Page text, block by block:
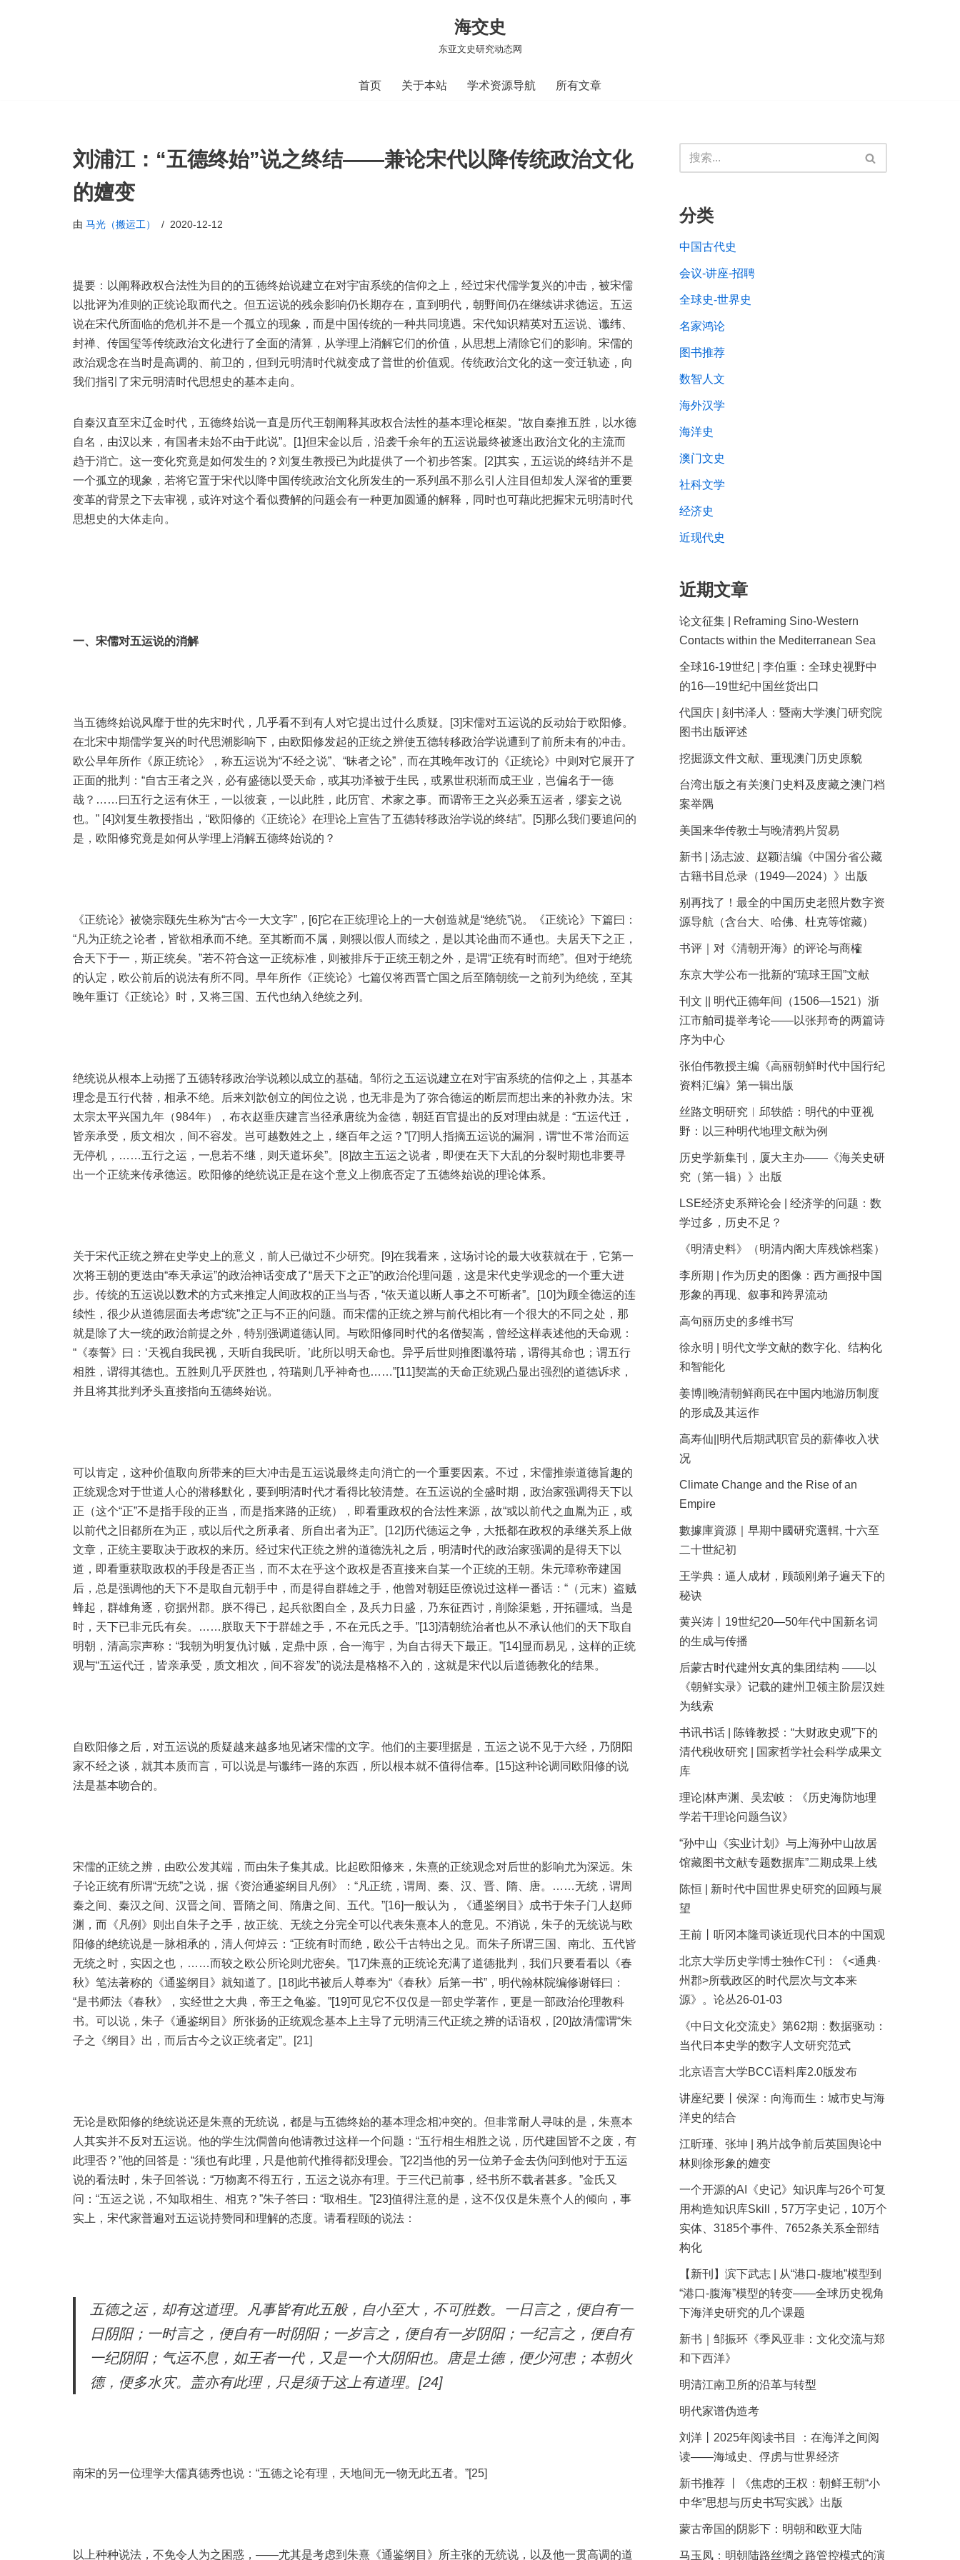
海交史
东亚文史研究动态网
首页 关于本站 学术资源导航 所有文章
刘浦江：“五德终始”说之终结——兼论宋代以降传统政治文化
的嬗变
由 马光（搬运工） 2020-12-12
提要：以阐释政权合法性为目的的五德终始说建立在对宇宙系统的信仰之上，经过宋代儒学复兴的冲击，被宋儒
以批评为准则的正统论取而代之。但五运说的残余影响仍长期存在，直到明代，朝野间仍在继续讲求德运。五运
说在宋代所面临的危机并不是一个孤立的现象，而是中国传统的一种共同境遇。宋代知识精英对五运说、谶纬、
封禅、传国玺等传统政治文化进行了全面的清算，从学理上消解它们的价值，从思想上清除它们的影响。宋儒的
政治观念在当时是高调的、前卫的，但到元明清时代就变成了普世的价值观。传统政治文化的这一变迁轨迹，向
我们指引了宋元明清时代思想史的基本走向。
自秦汉直至宋辽金时代，五德终始说一直是历代王朝阐释其政权合法性的基本理论框架。“故自秦推五胜，以水德
自名，由汉以来，有国者未始不由于此说”。[1]但宋金以后，沿袭千余年的五运说最终被逐出政治文化的主流而
趋于消亡。这一变化究竟是如何发生的？刘复生教授已为此提供了一个初步答案。[2]其实，五运说的终结并不是
一个孤立的现象，若将它置于宋代以降中国传统政治文化所发生的一系列虽不那么引人注目但却发人深省的重要
变革的背景之下去审视，或许对这个看似费解的问题会有一种更加圆通的解释，同时也可藉此把握宋元明清时代
思想史的大体走向。
一、宋儒对五运说的消解
当五德终始说风靡于世的先宋时代，几乎看不到有人对它提出过什么质疑。[3]宋儒对五运说的反动始于欧阳修。
在北宋中期儒学复兴的时代思潮影响下，由欧阳修发起的正统之辨使五德转移政治学说遭到了前所未有的冲击。
欧公早年所作《原正统论》，称五运说为“不经之说”、“昧者之论”，而在其晚年改订的《正统论》中则对它展开了
正面的批判：“自古王者之兴，必有盛德以受天命，或其功泽被于生民，或累世积渐而成王业，岂偏名于一德
哉？……曰五行之运有休王，一以彼衰，一以此胜，此历官、术家之事。而谓帝王之兴必乘五运者，缪妄之说
也。” [4]刘复生教授指出，“欧阳修的《正统论》在理论上宣告了五德转移政治学说的终结”。[5]那么我们要追问的
是，欧阳修究竟是如何从学理上消解五德终始说的？
《正统论》被饶宗颐先生称为“古今一大文字”，[6]它在正统理论上的一大创造就是“绝统”说。《正统论》下篇曰：
“凡为正统之论者，皆欲相承而不绝。至其断而不属，则猥以假人而续之，是以其论曲而不通也。夫居天下之正，
合天下于一，斯正统矣。”若不符合这一正统标准，则被排斥于正统王朝之外，是谓“正统有时而绝”。但对于绝统
的认定，欧公前后的说法有所不同。早年所作《正统论》七篇仅将西晋亡国之后至隋朝统一之前列为绝统，至其
晚年重订《正统论》时，又将三国、五代也纳入绝统之列。
绝统说从根本上动摇了五德转移政治学说赖以成立的基础。邹衍之五运说建立在对宇宙系统的信仰之上，其基本
理念是五行代替，相承不绝。后来刘歆创立的闰位之说，也无非是为了弥合德运的断层而想出来的补救办法。宋
太宗太平兴国九年（984年），布衣赵垂庆建言当径承唐统为金德，朝廷百官提出的反对理由就是：“五运代迁，
皆亲承受，质文相次，间不容发。岂可越数姓之上，继百年之运？”[7]明人指摘五运说的漏洞，谓“世不常治而运
无停机，……五行之运，一息若不继，则天道坏矣”。[8]故主五运之说者，即便在天下大乱的分裂时期也非要寻
出一个正统来传承德运。欧阳修的绝统说正是在这个意义上彻底否定了五德终始说的理论体系。
关于宋代正统之辨在史学史上的意义，前人已做过不少研究。[9]在我看来，这场讨论的最大收获就在于，它第一
次将王朝的更迭由“奉天承运”的政治神话变成了“居天下之正”的政治伦理问题，这是宋代史学观念的一个重大进
步。传统的五运说以数术的方式来推定人间政权的正当与否，“依天道以断人事之不可断者”。[10]为顾全德运的连
续性，很少从道德层面去考虑“统”之正与不正的问题。而宋儒的正统之辨与前代相比有一个很大的不同之处，那
就是除了大一统的政治前提之外，特别强调道德认同。与欧阳修同时代的名僧契嵩，曾经这样表述他的天命观：
“《泰誓》曰：‘天视自我民视，天听自我民听。’此所以明天命也。异乎后世则推图谶符瑞，谓得其命也；谓五行
相胜，谓得其德也。五胜则几乎厌胜也，符瑞则几乎神奇也……”[11]契嵩的天命正统观凸显出强烈的道德诉求，
并且将其批判矛头直接指向五德终始说。
可以肯定，这种价值取向所带来的巨大冲击是五运说最终走向消亡的一个重要因素。不过，宋儒推崇道德旨趣的
正统观念对于世道人心的潜移默化，要到明清时代才看得比较清楚。在五运说的全盛时期，政治家强调得天下以
正（这个“正”不是指手段的正当，而是指来路的正统），即看重政权的合法性来源，故“或以前代之血胤为正，或
以前代之旧都所在为正，或以后代之所承者、所自出者为正”。[12]历代德运之争，大抵都在政权的承继关系上做
文章，正统主要取决于政权的来历。经过宋代正统之辨的道德洗礼之后，明清时代的政治家强调的是得天下以
道，即看重获取政权的手段是否正当，而不太在乎这个政权是否直接来自某一个正统的王朝。朱元璋称帝建国
后，总是强调他的天下不是取自元朝手中，而是得自群雄之手，他曾对朝廷臣僚说过这样一番话：“（元末）盗贼
蜂起，群雄角逐，窃据州郡。朕不得已，起兵欲图自全，及兵力日盛，乃东征西讨，削除渠魁，开拓疆域。当是
时，天下已非元氏有矣。……朕取天下于群雄之手，不在元氏之手。”[13]清朝统治者也从不承认他们的天下取自
明朝，清高宗声称：“我朝为明复仇讨贼，定鼎中原，合一海宇，为自古得天下最正。”[14]显而易见，这样的正统
观与“五运代迁，皆亲承受，质文相次，间不容发”的说法是格格不入的，这就是宋代以后道德教化的结果。
自欧阳修之后，对五运说的质疑越来越多地见诸宋儒的文字。他们的主要理据是，五运之说不见于六经，乃阴阳
家不经之谈，就其本质而言，可以说是与谶纬一路的东西，所以根本就不值得信奉。[15]这种论调同欧阳修的说
法是基本吻合的。
宋儒的正统之辨，由欧公发其端，而由朱子集其成。比起欧阳修来，朱熹的正统观念对后世的影响尤为深远。朱
子论正统有所谓“无统”之说，据《资治通鉴纲目凡例》：“凡正统，谓周、秦、汉、晋、隋、唐。……无统，谓周
秦之间、秦汉之间、汉晋之间、晋隋之间、隋唐之间、五代。”[16]一般认为，《通鉴纲目》成书于朱子门人赵师
渊，而《凡例》则出自朱子之手，故正统、无统之分完全可以代表朱熹本人的意见。不消说，朱子的无统说与欧
阳修的绝统说是一脉相承的，清人何焯云：“正统有时而绝，欧公千古特出之见。而朱子所谓三国、南北、五代皆
无统之时，实因之也，……而较之欧公所论则尤密矣。”[17]朱熹的正统论充满了道德批判，我们只要看看以《春
秋》笔法著称的《通鉴纲目》就知道了。[18]此书被后人尊奉为“《春秋》后第一书”，明代翰林院编修谢铎曰：
“是书师法《春秋》，实经世之大典，帝王之龟鉴。”[19]可见它不仅仅是一部史学著作，更是一部政治伦理教科
书。可以说，朱子《通鉴纲目》所张扬的正统观念基本上主导了元明清三代正统之辨的话语权，[20]故清儒谓“朱
子之《纲目》出，而后古今之议正统者定”。[21]
无论是欧阳修的绝统说还是朱熹的无统说，都是与五德终始的基本理念相冲突的。但非常耐人寻味的是，朱熹本
人其实并不反对五运说。他的学生沈僴曾向他请教过这样一个问题：“五行相生相胜之说，历代建国皆不之废，有
此理否？”他的回答是：“须也有此理，只是他前代推得都没理会。”[22]当他的另一位弟子金去伪问到他对于五运
说的看法时，朱子回答说：“万物离不得五行，五运之说亦有理。于三代已前事，经书所不载者甚多。”金氏又
问：“五运之说，不知取相生、相克？”朱子答曰：“取相生。”[23]值得注意的是，这不仅仅是朱熹个人的倾向，事
实上，宋代家普遍对五运说持赞同和理解的态度。请看程颐的说法：
五德之运，却有这道理。凡事皆有此五般，自小至大，不可胜数。一日言之，便自有一
日阴阳；一时言之，便自有一时阴阳；一岁言之，便自有一岁阴阳；一纪言之，便自有
一纪阴阳；气运不息，如王者一代，又是一个大阴阳也。唐是土德，便少河患；本朝火
德，便多水灾。盖亦有此理，只是须于这上有道理。[24]
南宋的另一位理学大儒真德秀也说：“五德之论有理，天地间无一物无此五者。”[25]
以上种种说法，不免令人为之困惑，——尤其是考虑到朱熹《通鉴纲目》所主张的无统说，以及他一贯高调的道
分类
中国古代史
会议-讲座-招聘
全球史-世界史
名家鸿论
图书推荐
数智人文
海外汉学
海洋史
澳门文史
社科文学
经济史
近现代史
近期文章
论文征集 | Reframing Sino-Western
Contacts within the Mediterranean Sea
全球16-19世纪 | 李伯重：全球史视野中
的16—19世纪中国丝货出口
代国庆 | 刻书泽人：暨南大学澳门研究院
图书出版评述
挖掘源文件文献、重现澳门历史原貌
台湾出版之有关澳门史料及庋藏之澳门档
案举隅
美国来华传教士与晚清鸦片贸易
新书 | 汤志波、赵颖洁编《中国分省公藏
古籍书目总录（1949—2024）》出版
别再找了！最全的中国历史老照片数字资
源导航（含台大、哈佛、杜克等馆藏）
书评｜对《清朝开海》的评论与商榷
东京大学公布一批新的“琉球王国”文献
刊文 || 明代正德年间（1506—1521）浙
江市舶司提举考论——以张邦奇的两篇诗
序为中心
张伯伟教授主编《高丽朝鲜时代中国行纪
资料汇编》第一辑出版
丝路文明研究︱邱轶皓：明代的中亚视
野：以三种明代地理文献为例
历史学新集刊，厦大主办——《海关史研
究（第一辑）》出版
LSE经济史系辩论会 | 经济学的问题：数
学过多，历史不足？
《明清史料》（明清内阁大库残馀档案）
李所期 | 作为历史的图像：西方画报中国
形象的再现、叙事和跨界流动
高句丽历史的多维书写
徐永明 | 明代文学文献的数字化、结构化
和智能化
姜博||晚清朝鲜商民在中国内地游历制度
的形成及其运作
高寿仙||明代后期武职官员的薪俸收入状
况
Climate Change and the Rise of an
Empire
數據庫資源｜早期中國研究選輯, 十六至
二十世紀初
王学典：逼人成材，顾颉刚弟子遍天下的
秘诀
黄兴涛丨19世纪20—50年代中国新名词
的生成与传播
后蒙古时代建州女真的集团结构 ——以
《朝鲜实录》记载的建州卫领主阶层汉姓
为线索
书讯书话 | 陈锋教授：“大财政史观”下的
清代税收研究 | 国家哲学社会科学成果文
库
理论|林声渊、吴宏岐：《历史海防地理
学若干理论问题刍议》
“孙中山《实业计划》与上海孙中山故居
馆藏图书文献专题数据库”二期成果上线
陈恒 | 新时代中国世界史研究的回顾与展
望
王前丨听冈本隆司谈近现代日本的中国观
北京大学历史学博士独作C刊：《<通典·
州郡>所载政区的时代层次与文本来
源》。论丛26-01-03
《中日文化交流史》第62期：数据驱动：
当代日本史学的数字人文研究范式
北京语言大学BCC语料库2.0版发布
讲座纪要丨侯深：向海而生：城市史与海
洋史的结合
江昕瑾、张坤 | 鸦片战争前后英国舆论中
林则徐形象的嬗变
一个开源的AI《史记》知识库与26个可复
用构造知识库Skill，57万字史记，10万个
实体、3185个事件、7652条关系全部结
构化
【新刊】滨下武志 | 从“港口-腹地”模型到
“港口-腹海”模型的转变——全球历史视角
下海洋史研究的几个课题
新书｜邹振环《季风亚非：文化交流与郑
和下西洋》
明清江南卫所的沿革与转型
明代家谱伪造考
刘洋丨2025年阅读书目 ：在海洋之间阅
读——海域史、俘虏与世界经济
新书推荐 丨《焦虑的王权：朝鲜王朝“小
中华”思想与历史书写实践》出版
蒙古帝国的阴影下：明朝和欧亚大陆
马玉凤：明朝陆路丝绸之路管控模式的演